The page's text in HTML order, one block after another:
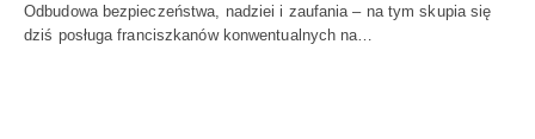
Odbudowa bezpieczeństwa, nadziei i zaufania – na tym skupia się
dziś posługa franciszkanów konwentualnych na…